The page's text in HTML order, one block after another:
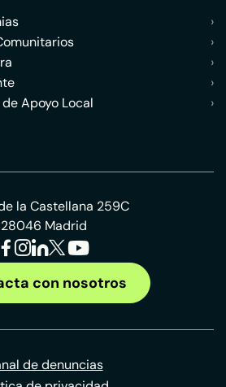
›
›
›
›
Apoyo Local
›
la Castellana 259C
28046 Madrid
con nosotros
de denuncias